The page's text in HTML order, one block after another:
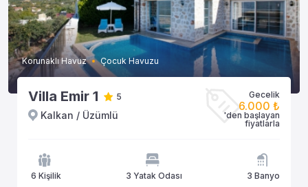
Korunaklı Havuz Çocuk Havuzu
Villa Emir 1 5
Kalkan / Üzümlü
Gecelik
6.000 ₺
'den başlayan
fiyatlarla
6 Kişilik 3 Yatak Odası 3 Banyo